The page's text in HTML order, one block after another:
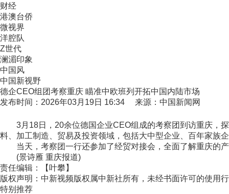
财经
港澳台侨
微视界
洋腔队
Z世代
澜湄印象
中国风
中国新视野
德企CEO组团考察重庆 瞄准中欧班列开拓中国内陆市场
发布时间：2026年03月19日 16:34 来源：中国新闻网
3月18日，20余位德国企业CEO组成的考察团到访重庆，探
料、加工制造、贸易及投资领域，包括大中型企业、百年家族
当天，考察团一行还参加了经贸对接会，全面了解重庆的
(景诗雁 重庆报道)
责任编辑：【叶攀】
版权声明：中新视频版权属中新社所有，未经书面许可的使用
特别推荐